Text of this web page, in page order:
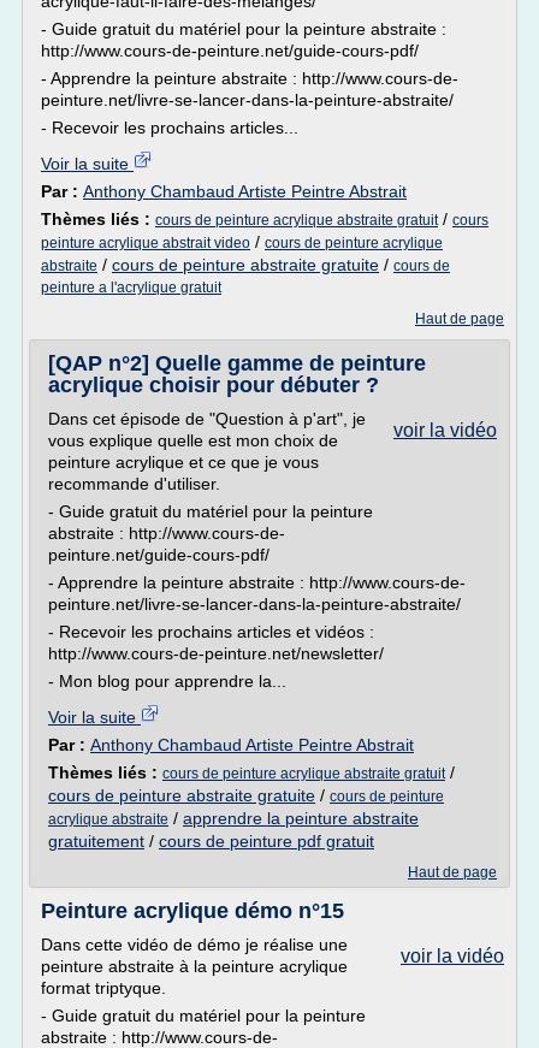
- Guide gratuit du matériel pour la peinture abstraite :
http://www.cours-de-peinture.net/guide-cours-pdf/
- Apprendre la peinture abstraite : http://www.cours-de-
peinture.net/livre-se-lancer-dans-la-peinture-abstraite/
- Recevoir les prochains articles...
Voir la suite
Par : Anthony Chambaud Artiste Peintre Abstrait
Thèmes liés : cours de peinture acrylique abstraite gratuit/ cours
peinture acrylique abstrait video / cours de peinture acrylique
abstraite / cours de peinture abstraite gratuite / cours de
peinture a l'acrylique gratuit
Haut de page
[QAP n°2] Quelle gamme de peinture
acrylique choisir pour débuter ?
voir la vidéo
Dans cet épisode de "Question à p'art", je
vous explique quelle est mon choix de
peinture acrylique et ce que je vous
recommande d'utiliser.
- Guide gratuit du matériel pour la peinture
abstraite : http://www.cours-de-
peinture.net/guide-cours-pdf/
- Apprendre la peinture abstraite : http://www.cours-de-
peinture.net/livre-se-lancer-dans-la-peinture-abstraite/
- Recevoir les prochains articles et vidéos :
http://www.cours-de-peinture.net/newsletter/
- Mon blog pour apprendre la...
Voir la suite
Par : Anthony Chambaud Artiste Peintre Abstrait
Thèmes liés : cours de peinture acrylique abstraite gratuit/
cours de peinture abstraite gratuite / cours de peinture
acrylique abstraite / apprendre la peinture abstraite
gratuitement / cours de peinture pdf gratuit
Haut de page
Peinture acrylique démo n°15
voir la vidéo
Dans cette vidéo de démo je réalise une
peinture abstraite à la peinture acrylique
format triptyque.
- Guide gratuit du matériel pour la peinture
abstraite : http://www.cours-de-